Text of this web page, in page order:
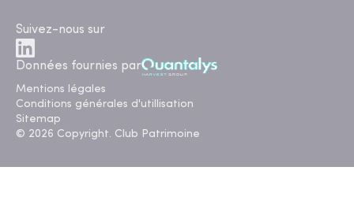
Suivez-nous sur
Données fournies par
Mentions légales
Conditions générales d'utillisation
Sitemap
© 2026 Copyright. Club Patrimoine